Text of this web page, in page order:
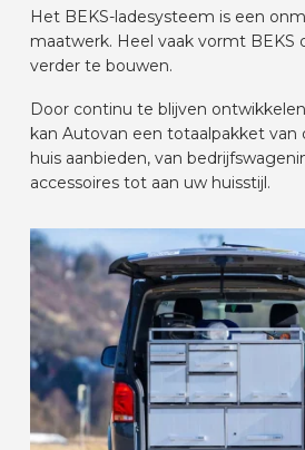
AUTOMERKEN
CONTACT
NL
Het BEKS-ladesysteem is een
maatwerk. Heel vaak vormt BEKS
verder te bouwen.
Door continu te blijven
kan Autovan een totaalpakket van
huis aanbieden, van
accessoires tot aan uw huisstijl.